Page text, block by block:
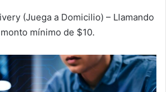
(Juega a Domicilio) – Llamando
mínimo de $10.